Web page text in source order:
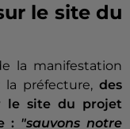
le site du
la manifestation
la préfecture, des
le site du projet
: "sauvons notre